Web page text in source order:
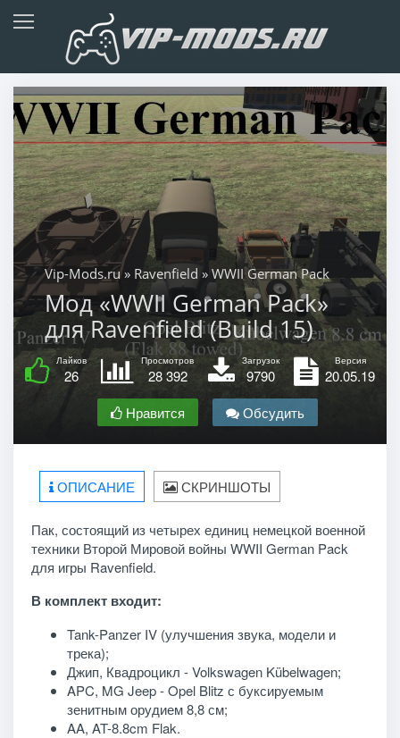
Vip-Mods.ru» Ravenfield » WWII German Pack
Мод «WWII German Pack»
для Ravenfield (Build 15)
Лайков
26
Просмотров
28 392
Загрузок
9790
Версия
20.05.19
Нравится
Обсудить
ОПИСАНИЕ СКРИНШОТЫ
Пак, состоящий из четырех единиц немецкой военной
техники Второй Мировой войны WWII German Pack
для игры Ravenfield.
В комплект входит:
Tank-Panzer IV (улучшения звука, модели и
трека);
Джип, Квадроцикл - Volkswagen Kübelwagen;
APC, MG Jeep - Opel Blitz с буксируемым
зенитным орудием 8,8 см;
AA, AT-8.8cm Flak.